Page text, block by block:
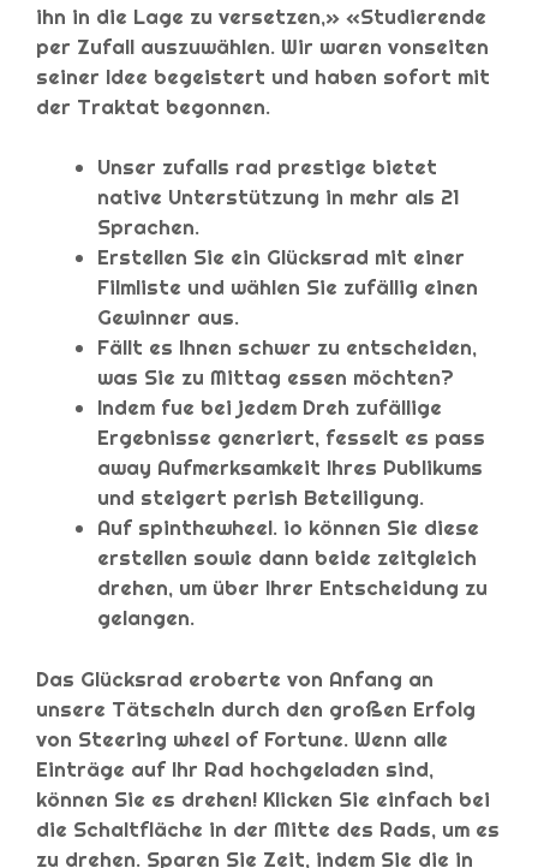
ihn in die Lage zu versetzen,» «Studierende
per Zufall auszuwählen. Wir waren vonseiten
seiner Idee begeistert und haben sofort mit
der Traktat begonnen.
Unser zufalls rad prestige bietet
native Unterstützung in mehr als 21
Sprachen.
Erstellen Sie ein Glücksrad mit einer
Filmliste und wählen Sie zufällig einen
Gewinner aus.
Fällt es Ihnen schwer zu entscheiden,
was Sie zu Mittag essen möchten?
Indem fue bei jedem Dreh zufällige
Ergebnisse generiert, fesselt es pass
away Aufmerksamkeit Ihres Publikums
und steigert perish Beteiligung.
Auf spinthewheel. io können Sie diese
erstellen sowie dann beide zeitgleich
drehen, um über Ihrer Entscheidung zu
gelangen.
Das Glücksrad eroberte von Anfang an
unsere Tätscheln durch den großen Erfolg
von Steering wheel of Fortune. Wenn alle
Einträge auf Ihr Rad hochgeladen sind,
können Sie es drehen! Klicken Sie einfach bei
die Schaltfläche in der Mitte des Rads, um es
zu drehen. Sparen Sie Zeit, indem Sie die in